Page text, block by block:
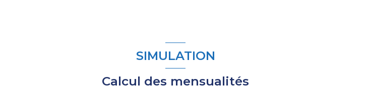
SIMULATION
Calcul des mensualités